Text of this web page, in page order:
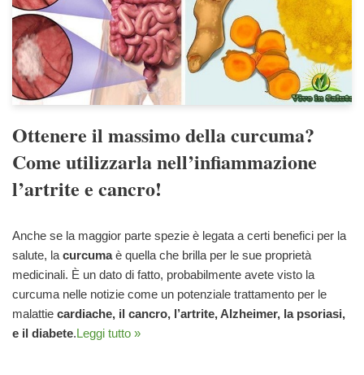
Ottenere il massimo della curcuma?
Come utilizzarla nell’infiammazione
l’artrite e cancro!
Anche se la maggior parte spezie è legata a certi benefici per la
salute, la curcumaè quella che brilla per le sue proprietà
medicinali. È un dato di fatto, probabilmente avete visto la
curcuma nelle notizie come un potenziale trattamento per le
malattie cardiache, il cancro, l’artrite, Alzheimer, la psoriasi,
e il diabete.Leggi tutto »